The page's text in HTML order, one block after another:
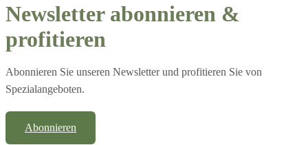
Newsletter abonnieren &
profitieren
Abonnieren Sie unseren Newsletter und profitieren Sie von
Spezialangeboten.
Abonnieren